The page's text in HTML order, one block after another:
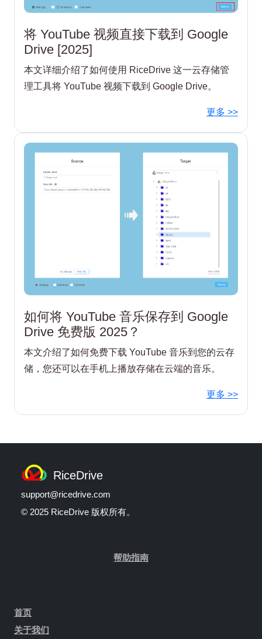
将 YouTube 视频直接下载到 Google
Drive [2025]
本文详细介绍了如何使用 RiceDrive 这一云存储管
理工具将 YouTube 视频下载到 Google Drive。
更多 >>
如何将 YouTube 音乐保存到 Google
Drive 免费版 2025？
本文介绍了如何免费下载 YouTube 音乐到您的云存
储，您还可以在手机上播放存储在云端的音乐。
更多 >>
RiceDrive
support@ricedrive.com
© 2025 RiceDrive 版权所有。
帮助指南
首页
关于我们